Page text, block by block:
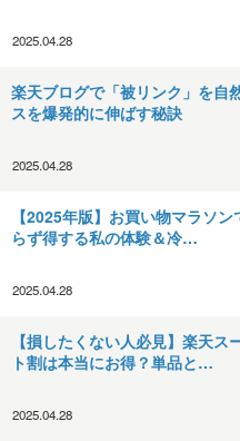
2025.04.28
楽天ブログで「被リンク」を自
スを爆発的に伸ばす秘訣
2025.04.28
【2025年版】お買い物マラソ
らず得する私の体験＆冷…
2025.04.28
【損したくない人必見】楽天ス
ト割は本当にお得？単品と…
2025.04.28